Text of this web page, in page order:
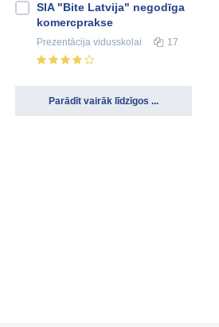
SIA "Bite Latvija" negodīga
komercprakse
Prezentācija vidusskolai 17
Parādīt vairāk līdzīgos ...